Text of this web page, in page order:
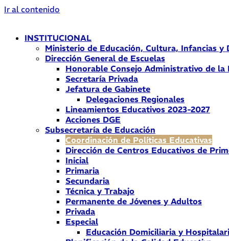
Ir al contenido
INSTITUCIONAL
Ministerio de Educación, Cultura, Infancias y
Dirección General de Escuelas
Honorable Consejo Administrativo de la
Secretaría Privada
Jefatura de Gabinete
Delegaciones Regionales
Lineamientos Educativos 2023-2027
Acciones DGE
Subsecretaría de Educación
Coordinación de Políticas Educativas
Dirección de Centros Educativos de
Inicial
Primaria
Secundaria
Técnica y Trabajo
Permanente de Jóvenes y Adultos
Privada
Especial
Educación Domiciliaria y